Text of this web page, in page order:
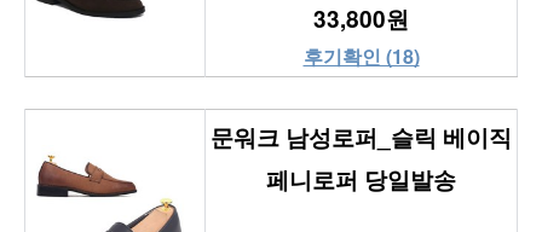
33,800원
후기확인 (18)
문워크 남성로퍼_슬릭 베이직
페니로퍼 당일발송